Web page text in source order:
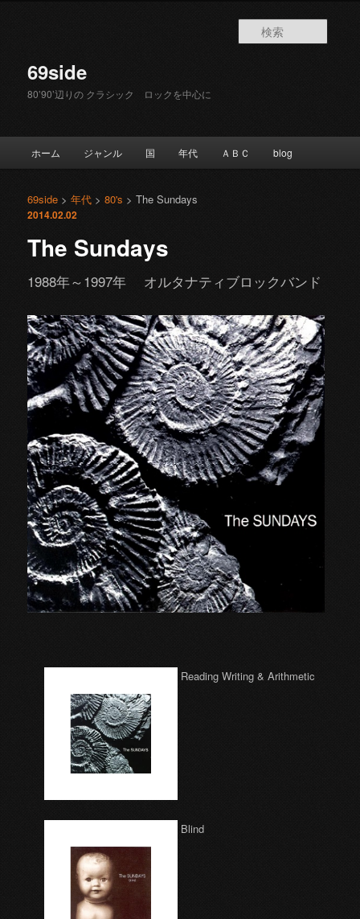
69side
80’90’辺りの クラシック ロックを中心に
メインコンテンツへ移動
サブコンテンツへ移動
ホーム ジャンル 国 年代 ＡＢＣ blog
69side >年代 >80's > The Sundays
The Sundays
2014.02.02
1988年～1997年 オルタナティブロックバンド
Reading Writing & Arithmetic
Blind